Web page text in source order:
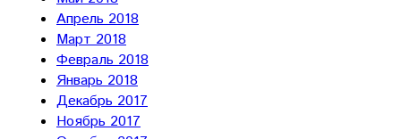
Апрель 2018
Март 2018
Февраль 2018
Январь 2018
Декабрь 2017
Ноябрь 2017